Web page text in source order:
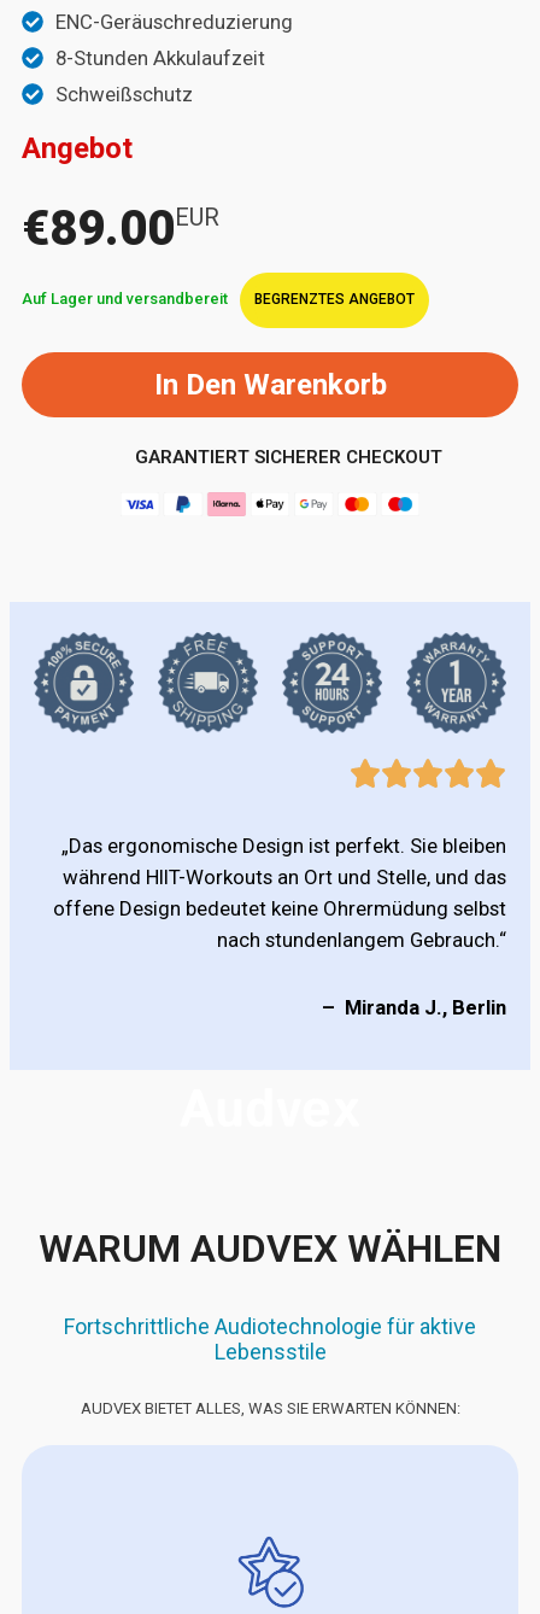
ENC-Geräuschreduzierung
8-Stunden Akkulaufzeit
Schweißschutz
Angebot
€89.00EUR
Auf Lager und versandbereit BEGRENZTES ANGEBOT
In Den Warenkorb
GARANTIERT SICHERER CHECKOUT
„Das ergonomische Design ist perfekt. Sie bleiben
während HIIT-Workouts an Ort und Stelle, und das
offene Design bedeutet keine Ohrermüdung selbst
nach stundenlangem Gebrauch.“
– Miranda J., Berlin
WARUM AUDVEX WÄHLEN
Fortschrittliche Audiotechnologie für aktive
Lebensstile
AUDVEX BIETET ALLES, WAS SIE ERWARTEN KÖNNEN: